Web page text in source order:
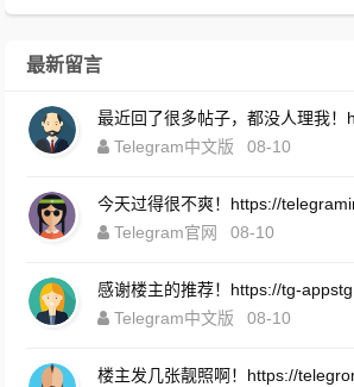
最新留言
Telegram中文版
08-10
Telegram官网
08-10
感谢楼主的推荐！https://tg-
Telegram中文版
08-10